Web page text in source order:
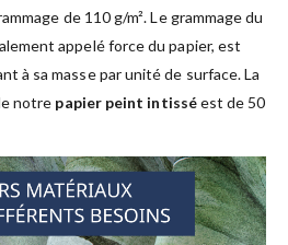
de 110 g/m². Le grammage du
appelé force du papier, est
à sa masse par unité de surface. La
notre papier peint intisséest de 50